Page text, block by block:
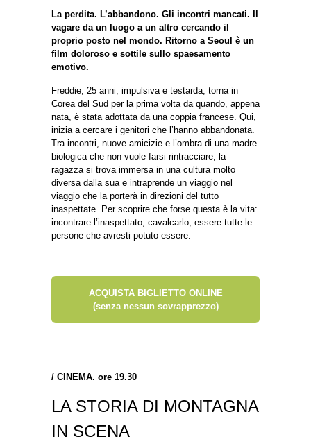
La perdita. L’abbandono. Gli incontri mancati. Il
vagare da un luogo a un altro cercando il
proprio posto nel mondo. Ritorno a Seoul è un
film doloroso e sottile sullo spaesamento
emotivo.
Freddie, 25 anni, impulsiva e testarda, torna in
Corea del Sud per la prima volta da quando, appena
nata, è stata adottata da una coppia francese. Qui,
inizia a cercare i genitori che l’hanno abbandonata.
Tra incontri, nuove amicizie e l’ombra di una madre
biologica che non vuole farsi rintracciare, la
ragazza si trova immersa in una cultura molto
diversa dalla sua e intraprende un viaggio nel
viaggio che la porterà in direzioni del tutto
inaspettate. Per scoprire che forse questa è la vita:
incontrare l’inaspettato, cavalcarlo, essere tutte le
persone che avresti potuto essere.
ACQUISTA BIGLIETTO ONLINE
(senza nessun sovrapprezzo)
/ CINEMA. ore 19.30
LA STORIA DI MONTAGNA
IN SCENA